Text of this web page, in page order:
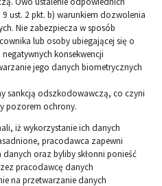
ust. 2 pkt. b) warunkiem dozwolenia
Nie zabezpiecza w sposób
lub osoby ubiegającej się o
konsekwencji
jego danych biometrycznych
sankcją odszkodowawczą, co czyni
pozorem ochrony.
iż wykorzystanie ich danych
pracodawca zapewni
oraz byliby skłonni ponieść
pracodawcę danych
na przetwarzanie danych